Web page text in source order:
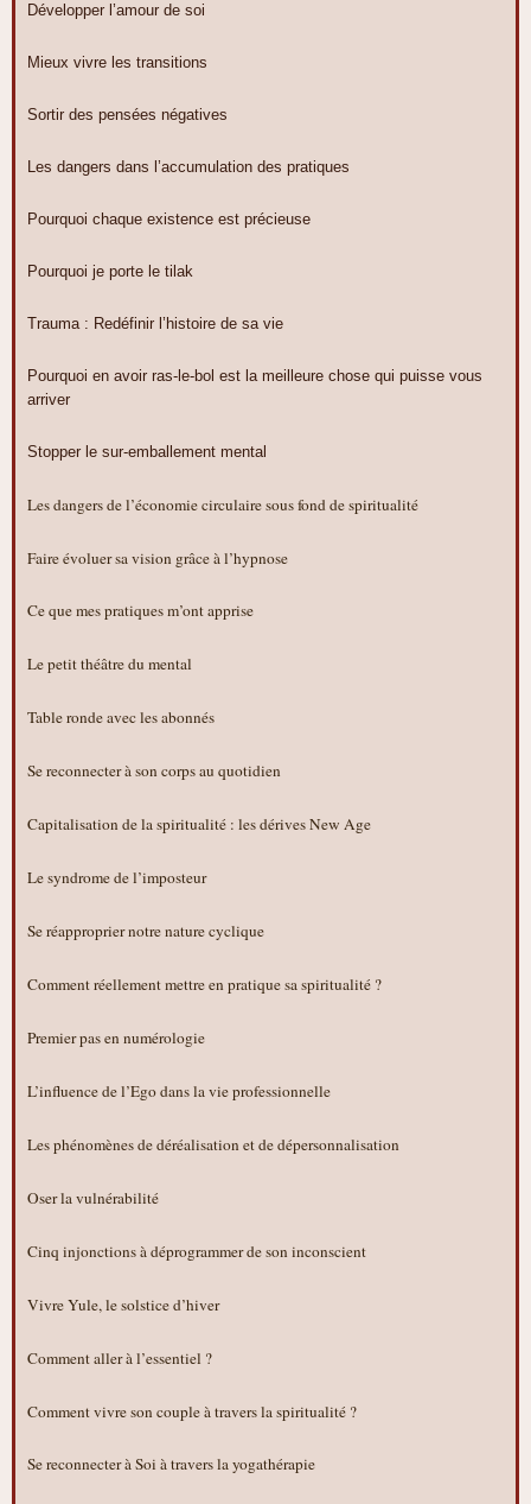
Développer l’amour de soi
Mieux vivre les transitions
Sortir des pensées négatives
Les dangers dans l’accumulation des pratiques
Pourquoi chaque existence est précieuse
Pourquoi je porte le tilak
Trauma : Redéfinir l’histoire de sa vie
Pourquoi en avoir ras-le-bol est la meilleure chose qui puisse vous
arriver
Stopper le sur-emballement mental
Les dangers de l’économie circulaire sous fond de spiritualité
Faire évoluer sa vision grâce à l’hypnose
Ce que mes pratiques m’ont apprise
Le petit théâtre du mental
Table ronde avec les abonnés
Se reconnecter à son corps au quotidien
Capitalisation de la spiritualité : les dérives New Age
Le syndrome de l’imposteur
Se réapproprier notre nature cyclique
Comment réellement mettre en pratique sa spiritualité ?
Premier pas en numérologie
L’influence de l’Ego dans la vie professionnelle
Les phénomènes de déréalisation et de dépersonnalisation
Oser la vulnérabilité
Cinq injonctions à déprogrammer de son inconscient
Vivre Yule, le solstice d’hiver
Comment aller à l’essentiel ?
Comment vivre son couple à travers la spiritualité ?
Se reconnecter à Soi à travers la yogathérapie